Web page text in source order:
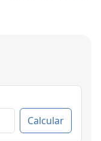
Calcular